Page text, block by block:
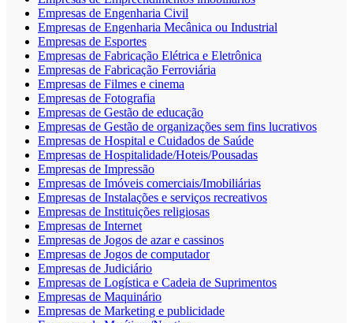
Empresas de Engenharia Civil
Empresas de Engenharia Mecânica ou Industrial
Empresas de Esportes
Empresas de Fabricação Elétrica e Eletrônica
Empresas de Fabricação Ferroviária
Empresas de Filmes e cinema
Empresas de Fotografia
Empresas de Gestão de educação
Empresas de Gestão de organizações sem fins lucrativos
Empresas de Hospital e Cuidados de Saúde
Empresas de Hospitalidade/Hoteis/Pousadas
Empresas de Impressão
Empresas de Imóveis comerciais/Imobiliárias
Empresas de Instalações e serviços recreativos
Empresas de Instituições religiosas
Empresas de Internet
Empresas de Jogos de azar e cassinos
Empresas de Jogos de computador
Empresas de Judiciário
Empresas de Logística e Cadeia de Suprimentos
Empresas de Maquinário
Empresas de Marketing e publicidade